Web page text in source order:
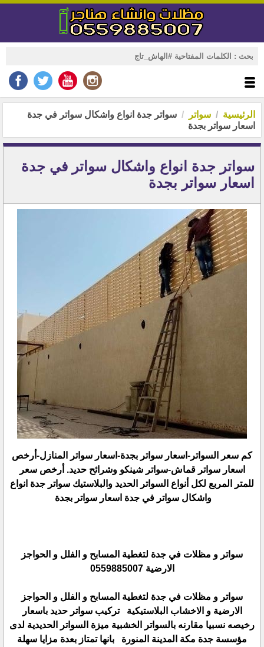
الرئيسية سواتر
سواتر جدة انواع واشكال سواتر في جدة
اسعار سواتر بجدة
سواتر جدة انواع واشكال سواتر في جدة
اسعار سواتر بجدة
كم سعر السواتر-اسعار سواتر بجدة-اسعار سواتر المنازل-أرخص
اسعار سواتر قماش-سواتر شينكو وشرائح حديد. أرخص سعر
للمتر المربع لكل أنواع السواتر الحديد والبلاستيك سواتر جدة انواع
واشكال سواتر في جدة اسعار سواتر بجدة
سواتر و مظلات في جدة لتغطية المسابح و الفلل و الحواجز
الارضية 0559885007
سواتر و مظلات في جدة لتغطية المسابح و الفلل و الحواجز
الارضية و الاخشاب البلاستيكية تركيب سواتر حديد باسعار
رخيصه نسبيا مقارنه بالسواتر الخشبية ميزة السواتر الحديدية لدى
مؤسسة جدة مكة المدينة المنورة بانها تمتاز بعدة مزايا سهلة